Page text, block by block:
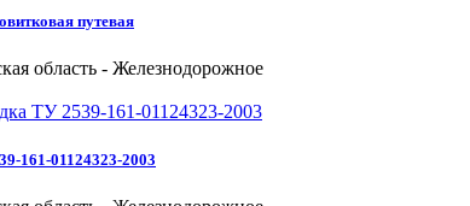
путевая
область - Железнодорожное
161-01124323-2003